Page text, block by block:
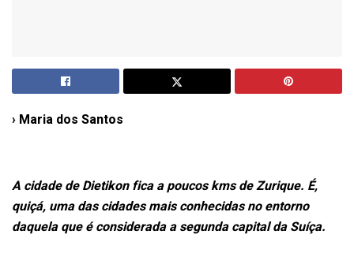
› Maria dos Santos
A cidade de Dietikon fica a poucos kms de Zurique. É,
quiçá, uma das cidades mais conhecidas no entorno
daquela que é considerada a segunda capital da Suíça.